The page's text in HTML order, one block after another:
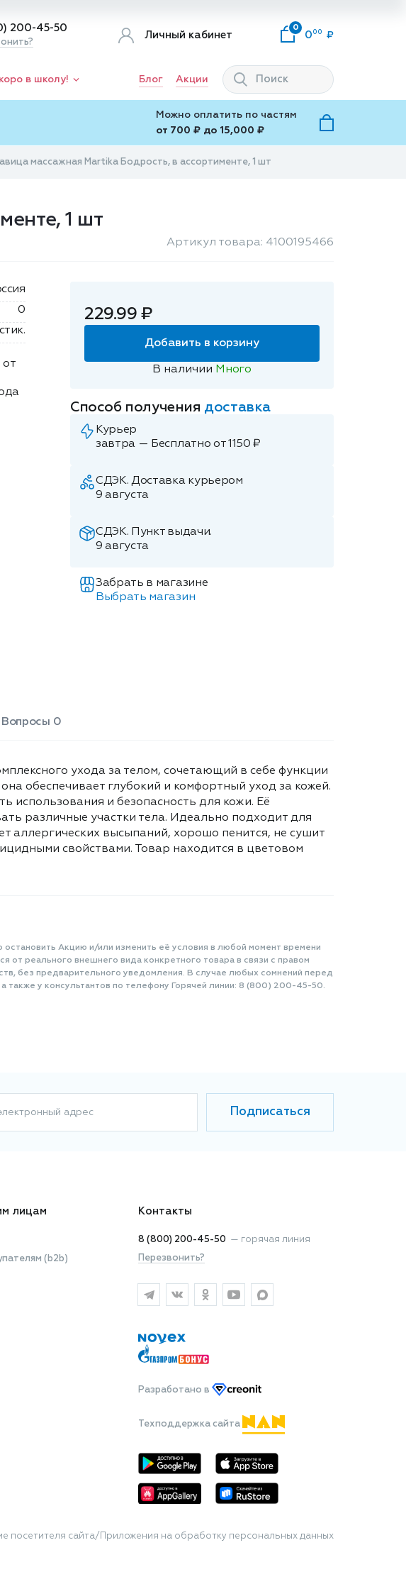
200-45-50
Личный кабинет
0
0 00
в школу! Блог Акции
Можно оплатить по частям
от 700 ₽ до 15,000 ₽
массажная Martika Бодрость, в ассортименте, 1 шт
1 шт
Артикул товара: 4100195466
0
от
229.99 ₽
Добавить в корзину
В наличии Много
Способ получения доставка
Курьер
завтра — Бесплатно от 1150 ₽
СДЭК. Доставка курьером
9 августа
СДЭК. Пункт выдачи.
9 августа
Забрать в магазине
Выбрать магазин
Вопросы 0
ухода за телом, сочетающий в себе функции
обеспечивает глубокий и комфортный уход за кожей.
использования и безопасность для кожи. Её
различные участки тела. Идеально подходит для
аллергических высыпаний, хорошо пенится, не сушит
свойствами. Товар находится в цветовом
Акцию и/или изменить её условия в любой момент времени
от реального внешнего вида конкретного товара в связи с правом
без предварительного уведомления. В случае любых сомнений перед
также у консультантов по телефону Горячей линии: 8 (800) 200-45-50.
адрес Подписаться
лицам
(b2b)
Контакты
8 (800) 200-45-50 — горячая линия
Перезвонить?
Разработано в
Техподдержка сайта
посетителя сайта/Приложения на обработку персональных данных